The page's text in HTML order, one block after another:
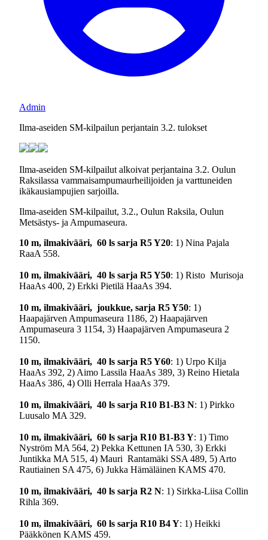
Admin
Ilma-aseiden SM-kilpailun perjantain 3.2. tulokset
Ilma-aseiden SM-kilpailut alkoivat perjantaina 3.2. Oulun
Raksilassa vammaisampumaurheilijoiden ja varttuneiden
ikäkausiampujien sarjoilla.
Ilma-aseiden SM-kilpailut, 3.2., Oulun Raksila, Oulun
Metsästys- ja Ampumaseura.
10 m, ilmakivääri, 60 ls sarja R5 Y20: 1) Nina Pajala
RaaA 558.
10 m, ilmakivääri, 40 ls sarja R5 Y50: 1) Risto Murisoja
HaaAs 400, 2) Erkki Pietilä HaaAs 394.
10 m, ilmakivääri, joukkue, sarja R5 Y50: 1)
Haapajärven Ampumaseura 1186, 2) Haapajärven
Ampumaseura 3 1154, 3) Haapajärven Ampumaseura 2
1150.
10 m, ilmakivääri, 40 ls sarja R5 Y60: 1) Urpo Kilja
HaaAs 392, 2) Aimo Lassila HaaAs 389, 3) Reino Hietala
HaaAs 386, 4) Olli Herrala HaaAs 379.
10 m, ilmakivääri, 40 ls sarja R10 B1-B3 N: 1) Pirkko
Luusalo MA 329.
10 m, ilmakivääri, 60 ls sarja R10 B1-B3 Y: 1) Timo
Nyström MA 564, 2) Pekka Kettunen IA 530, 3) Erkki
Juntikka MA 515, 4) Mauri Rantamäki SSA 489, 5) Arto
Rautiainen SA 475, 6) Jukka Hämäläinen KAMS 470.
10 m, ilmakivääri, 40 ls sarja R2 N: 1) Sirkka-Liisa Collin
Rihla 369.
10 m, ilmakivääri, 60 ls sarja R10 B4 Y: 1) Heikki
Pääkkönen KAMS 459.